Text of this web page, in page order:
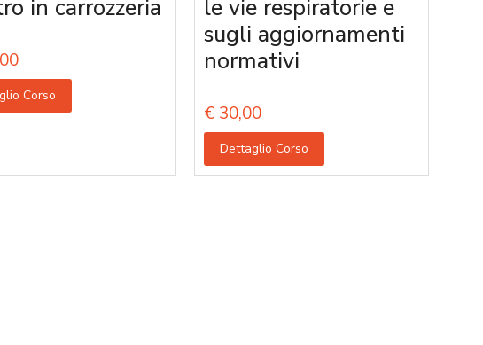
in carrozzeria
Corso
le vie respiratorie e
sugli aggiornamenti
normativi
€ 30,00
Dettaglio Corso